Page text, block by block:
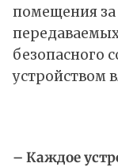
помещения
безопасного
устройством
– Каждое